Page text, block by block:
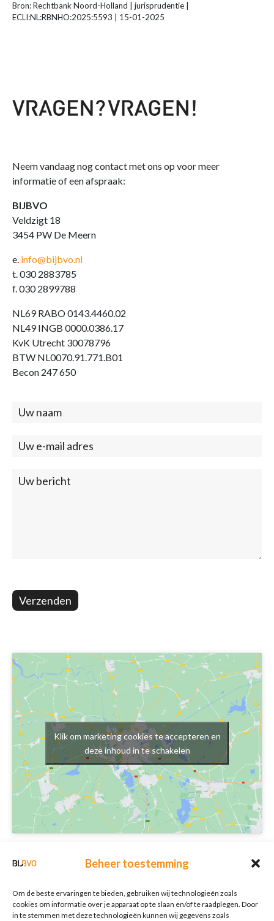
Beheer toestemming
Om de beste ervaringen te bieden, gebruiken wij technologieën zoals
cookies om informatie over je apparaat op te slaan en/of te raadplegen. Door
in te stemmen met deze technologieën kunnen wij gegevens zoals
Bron: Rechtbank Noord-Holland | jurisprudentie |
ECLI:NL:RBNHO:2025:5593 | 15-01-2025
Neem vandaag nog contact met ons op voor meer
informatie of een afspraak:
BIJBVO
Veldzigt 18
3454 PW De Meern
e. info@bijbvo.nl
t. 030 2883785
f. 030 2899788
NL69 RABO 0143.4460.02
NL49 INGB 0000.0386.17
KvK Utrecht 30078796
BTW NL0070.91.771.B01
Becon 247 650
Contact
Verzenden
Klik om marketing cookies te accepteren en
deze inhoud in te schakelen